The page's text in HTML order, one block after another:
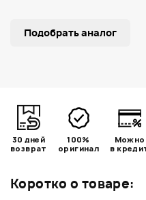
Коротко о товаре:
Подобрать аналог
30 дней
возврат
100%
оригинал
Можно
в